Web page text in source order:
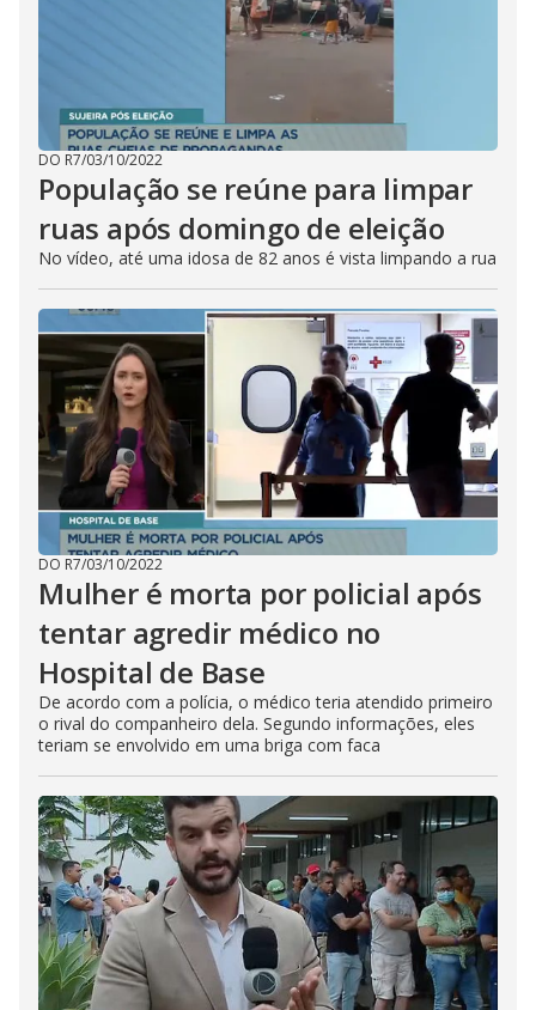
DO R7/03/10/2022
População se reúne para limpar
ruas após domingo de eleição
No vídeo, até uma idosa de 82 anos é vista limpando a rua
DO R7/03/10/2022
Mulher é morta por policial após
tentar agredir médico no
Hospital de Base
De acordo com a polícia, o médico teria atendido primeiro
o rival do companheiro dela. Segundo informações, eles
teriam se envolvido em uma briga com faca